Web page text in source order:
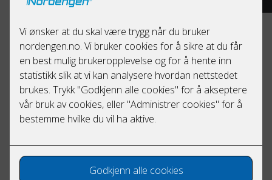
Hvordan fungerer solceller?
Solceller omgjør energien i sollyset til elektrisk energi.
Solcellene tar til seg sollyset og gir en elektrisk ladning. Vi
kan utnytte denne ladningen fordi solcellene har ledere
som fungerer som positiv og negativ pol – lik et batteri.
intensiteten i sollyset. Av den grunn påvirkes den
elektriske effekten av